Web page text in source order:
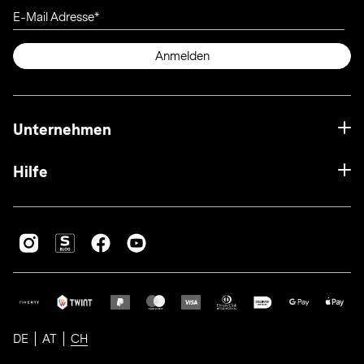
E-Mail Adresse
Anmelden
Unternehmen
Hilfe
DE AT CH